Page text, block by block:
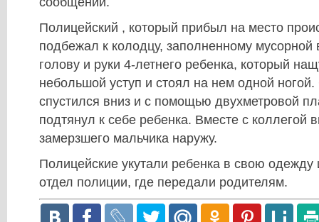
Полицейский , который прибыл на место
подбежал к колодцу, заполненному
голову и руки 4-летнего ребенка, который
небольшой уступ и стоял на нем одной
спустился вниз и с помощью двухметровой
подтянул к себе ребенка. Вместе с коллегой
замерзшего мальчика наружу.
Полицейские укутали ребенка в свою одежду
отдел полиции, где передали родителям.